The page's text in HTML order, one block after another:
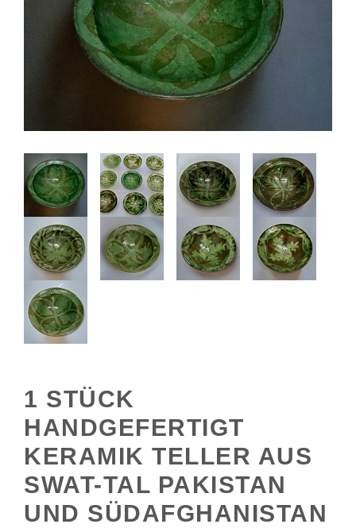
1 STÜCK
HANDGEFERTIGT
KERAMIK TELLER AUS
SWAT-TAL PAKISTAN
UND SÜDAFGHANISTAN